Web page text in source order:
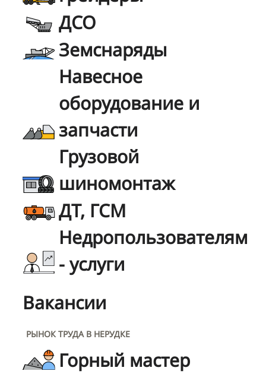
ДСО
Земснаряды
Навесное
оборудование и
запчасти
Грузовой
шиномонтаж
ДТ, ГСМ
Недропользователям
- услуги
Вакансии
РЫНОК ТРУДА В НЕРУДКЕ
Горный мастер